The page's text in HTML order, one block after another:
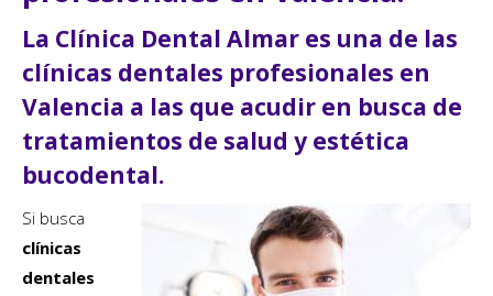
La Clínica Dental Almar es una de las
clínicas dentales profesionales en
Valencia a las que acudir en busca de
tratamientos de salud y estética
bucodental.
Si busca
clínicas
dentales